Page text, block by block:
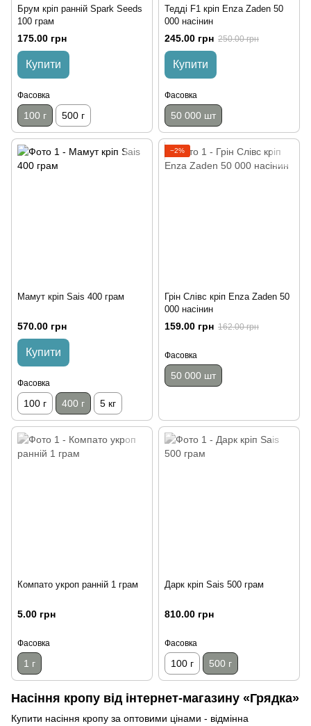
Брум кріп ранній Spark Seeds
100 грам
175.00 грн
Купити
Фасовка
100 г 500 г
Тедді F1 кріп Enza Zaden 50
000 насінин
245.00 грн 250.00 грн
Купити
Фасовка
50 000 шт
Мамут кріп Sais 400 грам
570.00 грн
Купити
Фасовка
100 г 400 г 5 кг
−2%
Грін Слівс кріп Enza Zaden 50
000 насінин
159.00 грн 162.00 грн
Фасовка
50 000 шт
Компато укроп ранній 1 грам
5.00 грн
Фасовка
1 г
Дарк кріп Sais 500 грам
810.00 грн
Фасовка
100 г 500 г
Насіння кропу від інтернет-магазину «Грядка»
Купити насіння кропу за оптовими цінами - відмінна